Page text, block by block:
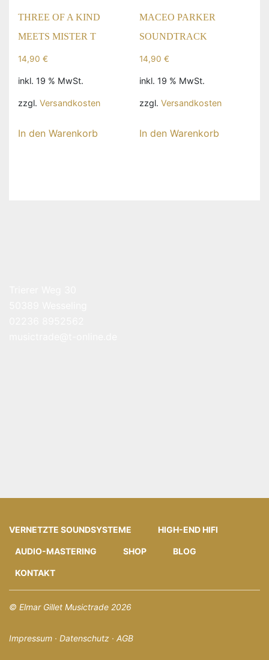
THREE OF A KIND
MEETS MISTER T
14,90 €
inkl. 19 % MwSt.
zzgl. Versandkosten
In den Warenkorb
MACEO PARKER
SOUNDTRACK
14,90 €
inkl. 19 % MwSt.
zzgl. Versandkosten
In den Warenkorb
VERNETZTE SOUNDSYSTEME HIGH-END HIFI
AUDIO-MASTERING SHOP BLOG
KONTAKT
© Elmar Gillet Musictrade 2026
Impressum · Datenschutz · AGB